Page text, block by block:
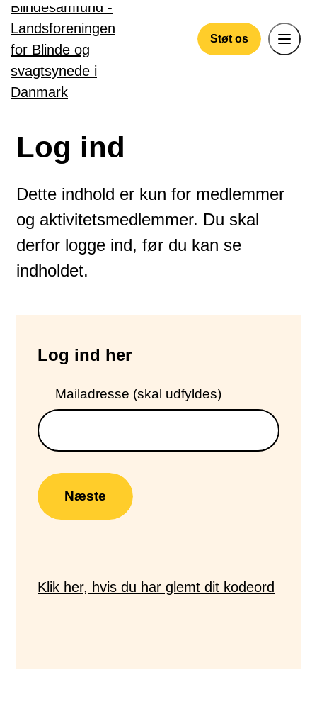
Gå til hovedindhold
Støt os
Log ind
Dette indhold er kun for medlemmer
og aktivitetsmedlemmer. Du skal
derfor logge ind, før du kan se
indholdet.
Log ind her
Mailadresse (skal udfyldes)
Næste
Klik her, hvis du har glemt dit kodeord